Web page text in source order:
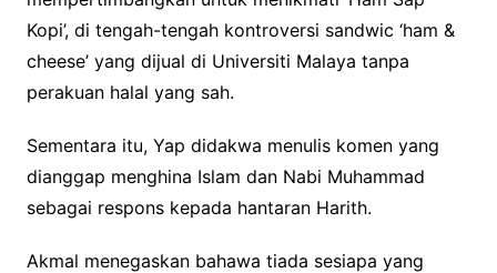
Kopi’, di tengah-tengah kontroversi sandwic ‘ham &
cheese’ yang dijual di Universiti Malaya tanpa
perakuan halal yang sah.
Sementara itu, Yap didakwa menulis komen yang
dianggap menghina Islam dan Nabi Muhammad
sebagai respons kepada hantaran Harith.
Akmal menegaskan bahawa tiada sesiapa yang